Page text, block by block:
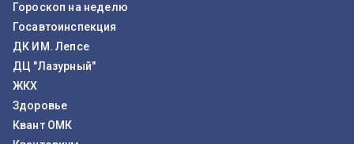
Гороскоп на неделю
Госавтоинспекция
ДК ИМ. Лепсе
ДЦ "Лазурный"
ЖКХ
Здоровье
Квант ОМК